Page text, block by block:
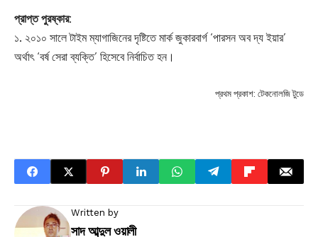
প্রাপ্তপুরষ্কার:
১. ২০১০ সালে টাইম ম্যাগাজিনের দৃষ্টিতে মার্ক জুকারবার্গ ‘পারসন অব দ্য ইয়ার’
অর্থাৎ ‘বর্ষ সেরা ব্যক্তি’ হিসেবে নির্বাচিত হন।
প্রথম প্রকাশ: টেকনোলজি টুডে
Written by
সাদ আব্দুল ওয়ালী